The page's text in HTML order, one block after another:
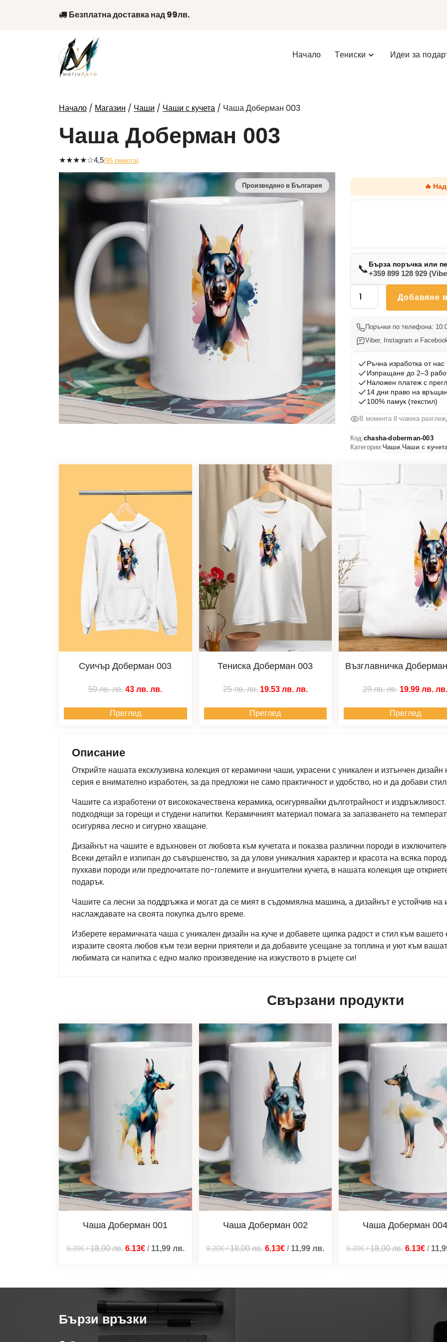
Безплатна доставка над 99лв.
Начало Тениски Идеи за
Начало / Магазин / Чаши / Чаши с кучета / Чаша Доберман 003
Чаша Доберман 003
★★★★☆4,5(95 ревюта)
🔥
📞Бърза поръчка или
+359 899 128 929
количество
Доберман
003
Добавяне
Поръчки по телефона:
Viber, Instagram и
Ръчна изработка от нас
Изпращане до 2–3
Наложен платеж с
14 дни право на
100% памук (текстил)
В момента 8 човека
Код:chasha-doberman-003
Категории:Чаши,Чаши с
Суичър Доберман 003
59 лв.лв. 43 лв.лв.
Преглед
Тениска Доберман 003
25 лв.лв. 19.53 лв. лв.
Преглед
Възглавничка
29 лв.лв. 19.99 лв.
Преглед
Описание
Открийте нашата ексклузивна колекция от керамични чаши, украсени с уникален и изтънчен
серия е внимателно изработен, за да предложи не само практичност и удобство, но и да добави
Чашите са изработени от висококачествена керамика, осигурявайки дълготрайност и
подходящи за горещи и студени напитки. Керамичният материал помага за запазването на
осигурява лесно и сигурно хващане.
Дизайнът на чашите е вдъхновен от любовта към кучетата и показва различни породи в
Всеки детайл е изпипан до съвършенство, за да улови уникалния характер и красота на всяка
пухкави породи или предпочитате по-големите и внушителни кучета, в нашата колекция ще
подарък.
Чашите са лесни за поддръжка и могат да се мият в съдомиялна машина, а дизайнът е устойчив на
наслаждавате на своята покупка дълго време.
Изберете керамичната чаша с уникален дизайн на куче и добавете щипка радост и стил към
изразите своята любов към тези верни приятели и да добавите усещане за топлина и уют към
любимата си напитка с едно малко произведение на изкуството в ръцете си!
Свързани продукти
Чаша Доберман 001
9.20€/18,00лв. 6.13€/ 11,99 лв.
Чаша Доберман 002
9.20€/18,00лв. 6.13€ / 11,99лв.
Чаша Доберман
9.20€/18,00лв. 6.13€/
Бързи връзки